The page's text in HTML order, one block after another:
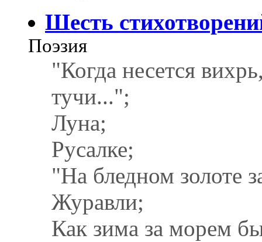
Шесть
Поэзия
"Когда несется
тучи...";
Луна;
Русалке;
"На бледном золоте
Журавли;
Как зима за морем